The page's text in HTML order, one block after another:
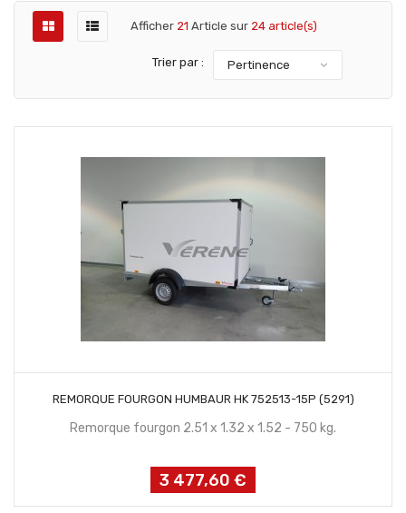
Afficher 21 Article sur 24 article(s)
Trier par : Pertinence
REMORQUE FOURGON HUMBAUR HK 752513-15P (5291)
Remorque fourgon 2.51 x 1.32 x 1.52 - 750 kg.
Prix
3 477,60 €